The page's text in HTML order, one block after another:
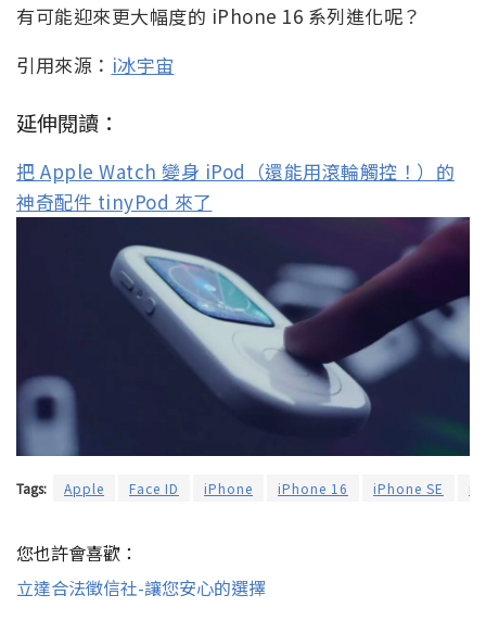
有可能迎來更大幅度的 iPhone 16 系列進化呢？
引用來源： i冰宇宙
延伸閱讀：
把 Apple Watch 變身 iPod（還能用滾輪觸控！）的
神奇配件 tinyPod 來了
Tags: Apple Face ID iPhone iPhone 16 iPhone SE
您也許會喜歡：
立達合法徵信社-讓您安心的選擇